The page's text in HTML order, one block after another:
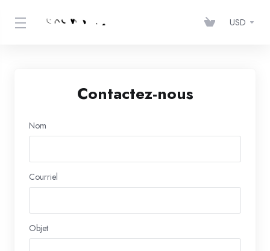
USD
Contactez-nous
Nom
Courriel
Objet